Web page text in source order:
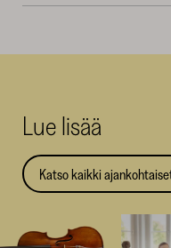
Lue lisää
Katso kaikki